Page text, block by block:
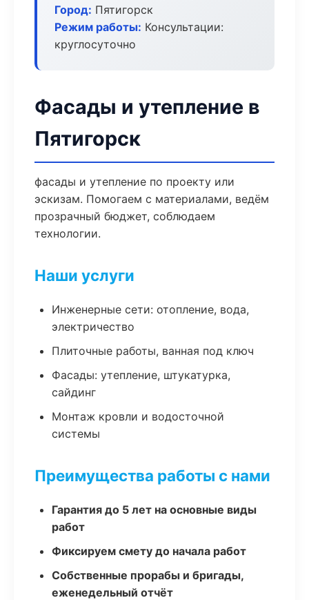
Город: Пятигорск
Режим работы: Консультации:
круглосуточно
Фасады и утепление в
Пятигорск
фасады и утепление по проекту или
эскизам. Помогаем с материалами, ведём
прозрачный бюджет, соблюдаем
технологии.
Наши услуги
Инженерные сети: отопление, вода,
электричество
Плиточные работы, ванная под ключ
Фасады: утепление, штукатурка,
сайдинг
Монтаж кровли и водосточной
системы
Преимущества работы с нами
Гарантия до 5 лет на основные виды
работ
Фиксируем смету до начала работ
Собственные прорабы и бригады,
еженедельный отчёт